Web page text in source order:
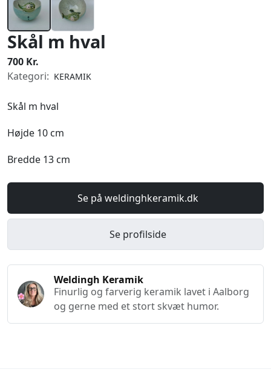
Skål m hval
700 Kr.
Kategori: KERAMIK
Skål m hval
Højde 10 cm
Bredde 13 cm
Se på weldinghkeramik.dk
Se profilside
Weldingh Keramik
Finurlig og farverig keramik lavet i Aalborg
og gerne med et stort skvæt humor.